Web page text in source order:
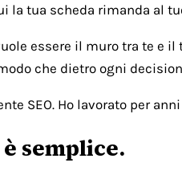
la tua scheda rimanda al
essere il muro tra te e
che dietro ogni
SEO. Ho lavorato per
semplice.